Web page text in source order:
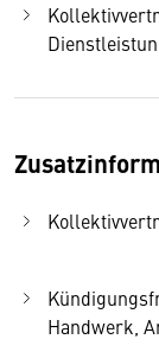
Handwerk,